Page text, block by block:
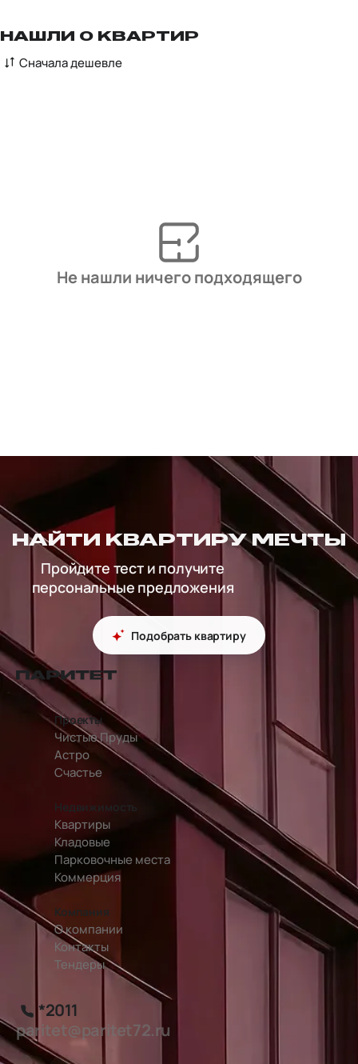
НАШЛИ 0 КВАРТИР
Сначала дешевле
Не нашли ничего подходящего
НАЙТИ КВАРТИРУ МЕЧТЫ
Пройдите тест и получите
персональные предложения
Подобрать квартиру
перейти на главную страницу
Проекты
Чистые Пруды
Астро
Счастье
Недвижимость
Квартиры
Кладовые
Парковочные места
Коммерция
Компания
О компании
Контакты
Тендеры
*2011
paritet@paritet72.ru